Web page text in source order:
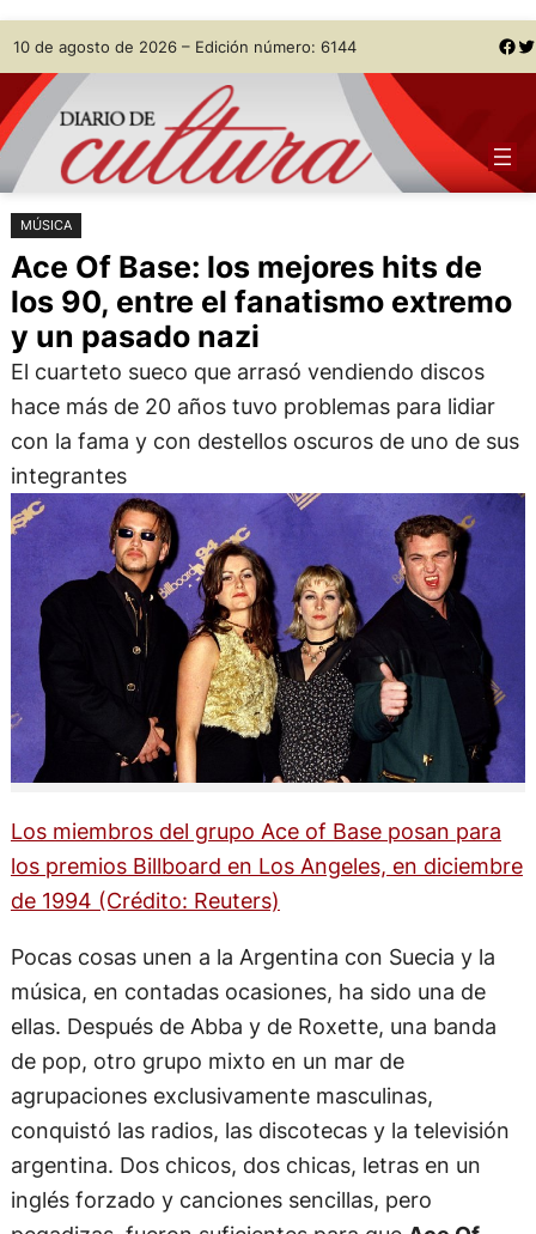
Saltar
al
contenido
Skip
to
content
10 de agosto de 2026 – Edición número: 6144 Facebook Twitter
MÚSICA
Ace Of Base: los mejores hits de
los 90, entre el fanatismo extremo
y un pasado nazi
El cuarteto sueco que arrasó vendiendo discos
hace más de 20 años tuvo problemas para lidiar
con la fama y con destellos oscuros de uno de sus
integrantes
Los miembros del grupo Ace of Base posan para
los premios Billboard en Los Angeles, en diciembre
de 1994 (Crédito: Reuters)
Pocas cosas unen a la Argentina con Suecia y la
música, en contadas ocasiones, ha sido una de
ellas. Después de Abba y de Roxette, una banda
de pop, otro grupo mixto en un mar de
agrupaciones exclusivamente masculinas,
conquistó las radios, las discotecas y la televisión
argentina. Dos chicos, dos chicas, letras en un
inglés forzado y canciones sencillas, pero